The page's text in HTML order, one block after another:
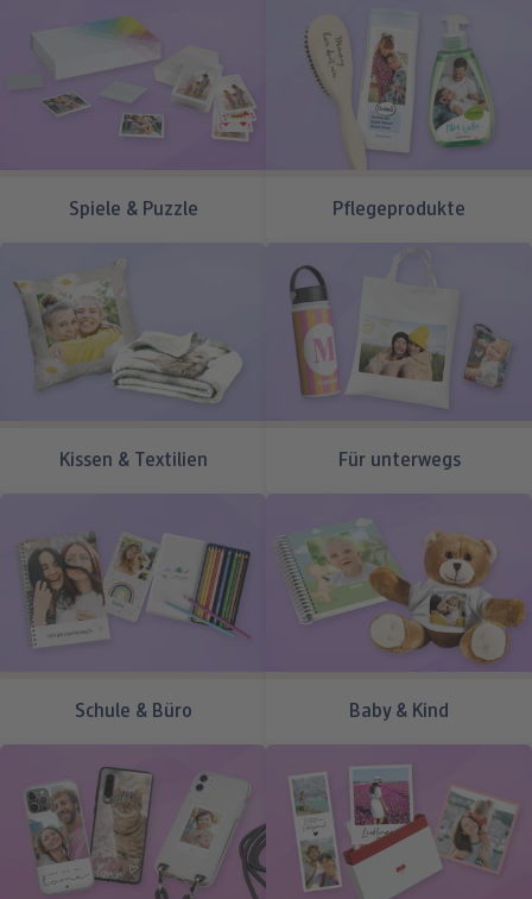
Spiele & Puzzle Pflegeprodukte
Kissen & Textilien Für unterwegs
Schule & Büro Baby & Kind